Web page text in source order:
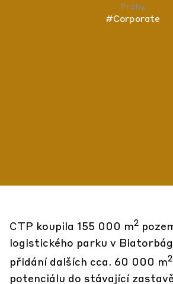
Prahy.
#Corporate
CTP koupila 155 000 m2
logistického parku v
přidání dalších cca. 60 000 m2
potenciálu do stávající